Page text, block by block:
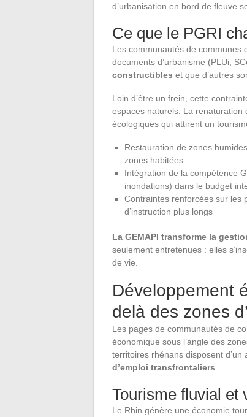
d’urbanisation en bord de fleuve
Ce que le PGRI
Les communautés de communes
documents d’urbanisme (PLUi,
constructibles et que d’autres
Loin d’être un frein, cette
espaces naturels. La
écologiques qui attirent un
Restauration de zones
zones habitées
Intégration de la compétence
inondations) dans le budget
Contraintes renforcées sur les
d’instruction plus longs
La GEMAPI transforme la
seulement entretenues : elles
de vie.
Développement
delà des zones
Les pages de communautés de
économique sous l’angle des
territoires rhénans disposent d’un
d’emploi transfrontaliers
Tourisme fluvial et
Le Rhin génère une économie